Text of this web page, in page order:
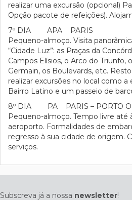
realizar uma excursão (opcional)
Opção pacote de refeições).
7º DIA APA PARIS
Pequeno-almoço. Visita
“Cidade Luz”: as Praças da
Campos Elísios, o Arco do Triunfo,
Germain, os Boulevards, etc.
realizar excursões no local como a
Bairro Latino e um passeio de
8º DIA PA PARIS – PORTO
Pequeno-almoço. Tempo livre até
aeroporto. Formalidades de
regresso à sua cidade de origem.
serviços.
Subscreva já a nossa newsletter!